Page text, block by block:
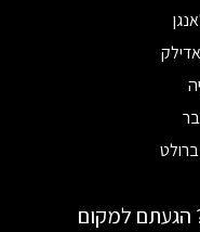
הגעתם למקום